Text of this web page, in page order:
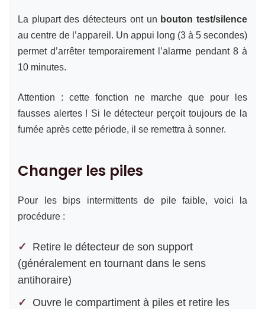
La plupart des détecteurs ont un bouton test/silence
au centre de l’appareil. Un appui long (3 à 5 secondes)
permet d’arrêter temporairement l’alarme pendant 8 à
10 minutes.
Attention : cette fonction ne marche que pour les
fausses alertes ! Si le détecteur perçoit toujours de la
fumée après cette période, il se remettra à sonner.
Changer les piles
Pour les bips intermittents de pile faible, voici la
procédure :
Retire le détecteur de son support
(généralement en tournant dans le sens
antihoraire)
Ouvre le compartiment à piles et retire les